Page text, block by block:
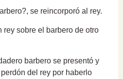
se reincorporó al rey.
sobre el barbero de otro
barbero se presentó y
del rey por haberlo